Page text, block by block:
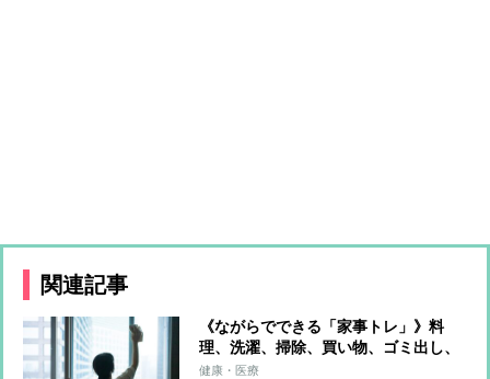
関連記事
《ながらでできる「家事トレ」》料
理、洗濯、掃除、買い物、ゴミ出し、
水やり…すべてをエクササイズに！ト
健康・医療